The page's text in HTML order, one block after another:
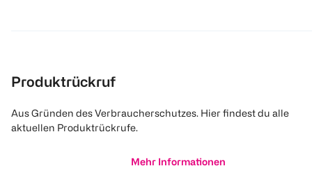
Produktrückruf
Aus Gründen des Verbraucherschutzes. Hier findest du alle
aktuellen Produktrückrufe.
Mehr Informationen